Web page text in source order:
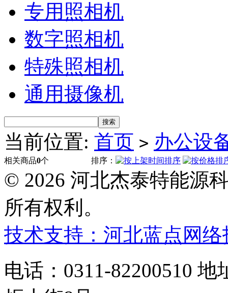
专用照相机
数字照相机
特殊照相机
通用摄像机
当前位置: 首页 > 办公设
相关商品0个 排序：
© 2026 河北杰泰特能源
所有权利。
技术支持：河北蓝点网
电话：0311-82200510